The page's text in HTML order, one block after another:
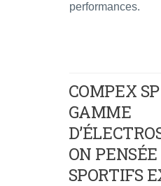
performances.
COMPEX
GAMME
ON
SPORTIFS